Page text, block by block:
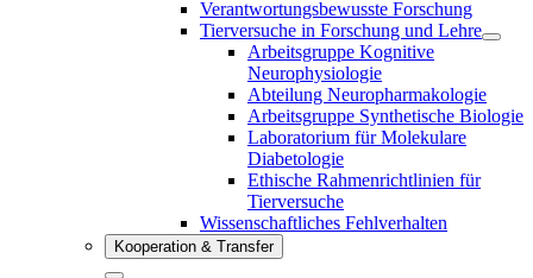
Verantwortungsbewusste Forschung
Tierversuche in Forschung und Lehre
Arbeitsgruppe Kognitive
Neurophysiologie
Abteilung Neuropharmakologie
Arbeitsgruppe Synthetische Biologie
Laboratorium für Molekulare
Diabetologie
Ethische Rahmenrichtlinien für
Tierversuche
Wissenschaftliches Fehlverhalten
Kooperation & Transfer